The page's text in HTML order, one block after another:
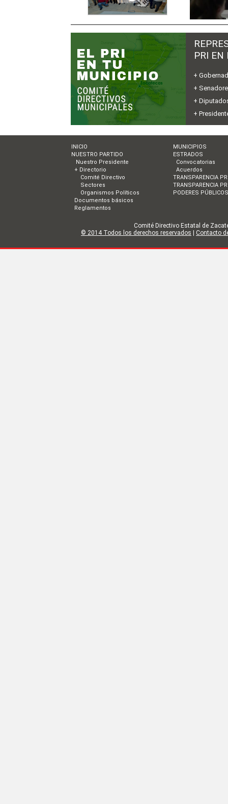
PRI EN
+
+
+
+
INICIO
NUESTRO PARTIDO
Nuestro Presidente
+ Directorio
Comité Directivo
Sectores
Organismos Políticos
Documentos básicos
Reglamentos
MUNICIPIOS
ESTRADOS
Convocatorias
Acuerdos
TRANSPARENCIA
TRANSPARENCIA
PODERES PÚBLICOS
Comité Directivo Estatal de
© 2014 Todos los derechos reservados
Contacto